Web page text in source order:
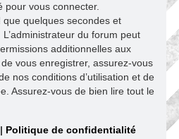
pour vous connecter.
que quelques secondes et
du forum peut
additionnelles aux
vous enregistrer, assurez-vous
nos conditions d’utilisation et de
Assurez-vous de bien lire tout le
| Politique de confidentialité